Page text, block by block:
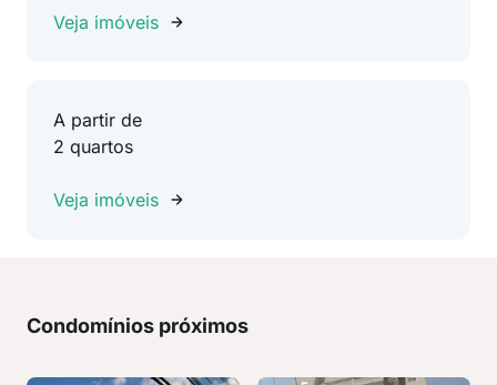
Veja imóveis
A partir de
2 quartos
Veja imóveis
Condomínios próximos